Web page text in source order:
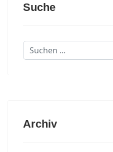
Suche
Suchen
...
Archiv